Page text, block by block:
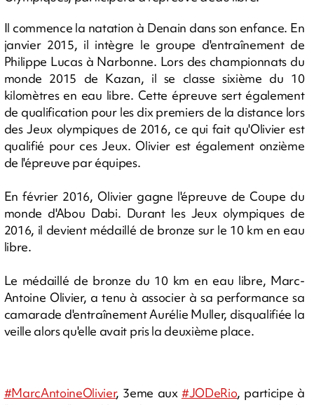
Il commence la natation à Denain dans son enfance. En
janvier 2015, il intègre le groupe d'entraînement de
Philippe Lucas à Narbonne. Lors des championnats du
monde 2015 de Kazan, il se classe sixième du 10
kilomètres en eau libre. Cette épreuve sert également
de qualification pour les dix premiers de la distance lors
des Jeux olympiques de 2016, ce qui fait qu'Olivier est
qualifié pour ces Jeux. Olivier est également onzième
de l'épreuve par équipes.
En février 2016, Olivier gagne l'épreuve de Coupe du
monde d'Abou Dabi. Durant les Jeux olympiques de
2016, il devient médaillé de bronze sur le 10 km en eau
libre.
Le médaillé de bronze du 10 km en eau libre, Marc-
Antoine Olivier, a tenu à associer à sa performance sa
camarade d'entraînement Aurélie Muller, disqualifiée la
veille alors qu'elle avait pris la deuxième place.
#MarcAntoineOlivier, 3eme aux #JODeRio, participe à